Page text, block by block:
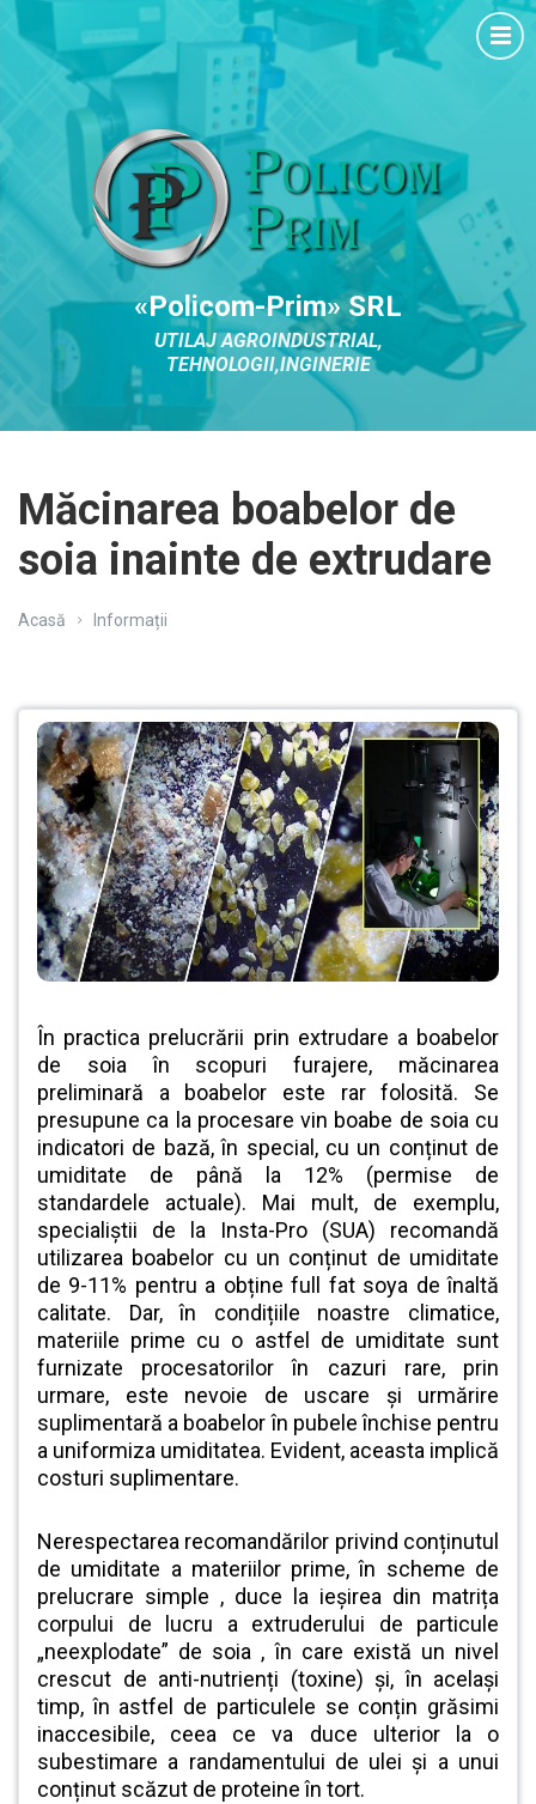
«Policom-Prim» SRL
UTILAJ AGROINDUSTRIAL,
TEHNOLOGII,INGINERIE
Măcinarea boabelor de
soia inainte de extrudare
Acasă Informații
În practica prelucrării prin extrudare a boabelor
de soia în scopuri furajere, măcinarea
preliminară a boabelor este rar folosită. Se
presupune ca la procesare vin boabe de soia cu
indicatori de bază, în special, cu un conținut de
umiditate de până la 12% (permise de
standardele actuale). Mai mult, de exemplu,
specialiștii de la Insta-Pro (SUA) recomandă
utilizarea boabelor cu un conținut de umiditate
de 9-11% pentru a obține full fat soya de înaltă
calitate. Dar, în condițiile noastre climatice,
materiile prime cu o astfel de umiditate sunt
furnizate procesatorilor în cazuri rare, prin
urmare, este nevoie de uscare și urmărire
suplimentară a boabelor în pubele închise pentru
a uniformiza umiditatea. Evident, aceasta implică
costuri suplimentare.
Nerespectarea recomandărilor privind conținutul
de umiditate a materiilor prime, în scheme de
prelucrare simple , duce la ieșirea din matrița
corpului de lucru a extruderului de particule
„neexplodate” de soia , în care există un nivel
crescut de anti-nutrienți (toxine) și, în același
timp, în astfel de particulele se conțin grăsimi
inaccesibile, ceea ce va duce ulterior la o
subestimare a randamentului de ulei și a unui
conținut scăzut de proteine în tort.